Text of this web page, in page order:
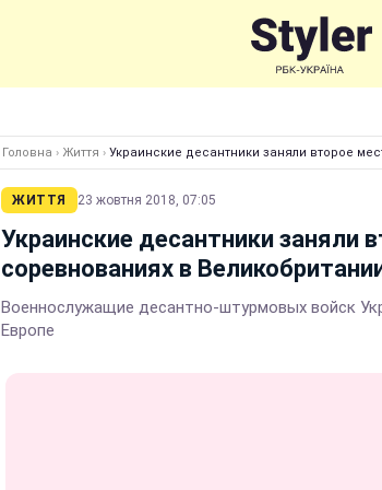
Головна › Життя › Украинские десантники заняли второе
ЖИТТЯ 23 жовтня 2018, 07:05
Украинские десантники заняли
соревнованиях в
Военнослужащие десантно-штурмовых войск
Европе